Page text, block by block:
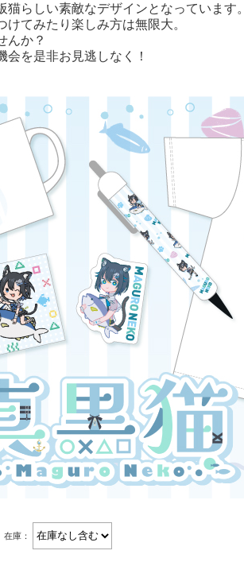
らしい素敵なデザインとなっています。
てみたり楽しみ方は無限大。
んか？
を是非お見逃しなく！
在庫：